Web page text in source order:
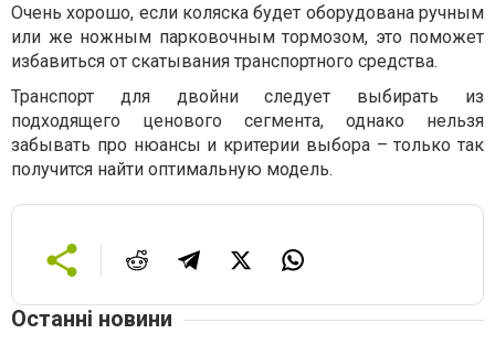
Очень хорошо, если коляска будет оборудована ручным
или же ножным парковочным тормозом, это поможет
избавиться от скатывания транспортного средства.
Транспорт для двойни следует выбирать из
подходящего ценового сегмента, однако нельзя
забывать про нюансы и критерии выбора – только так
получится найти оптимальную модель.
Останні новини